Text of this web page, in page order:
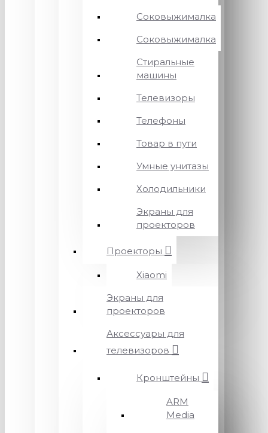
Соковыжималка
Соковыжималка
Стиральные
машины
Телевизоры
Телефоны
Товар в пути
Умные унитазы
Холодильники
Экраны для
проекторов
Проекторы
Xiaomi
Экраны для
проекторов
Аксессуары для
телевизоров
Кронштейны
ARM
Media